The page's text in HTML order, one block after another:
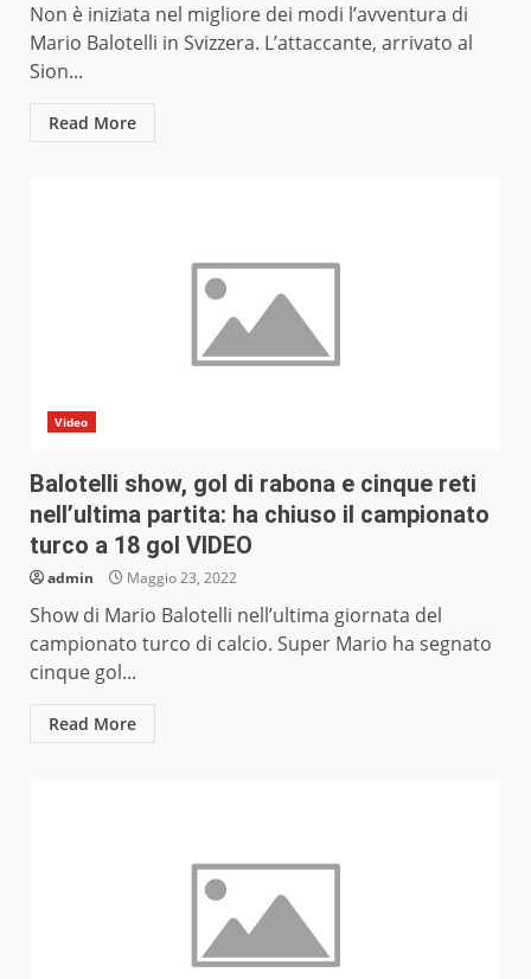
Non è iniziata nel migliore dei modi l’avventura di
Mario Balotelli in Svizzera. L’attaccante, arrivato al
Sion...
Read More
Video
Balotelli show, gol di rabona e cinque reti
nell’ultima partita: ha chiuso il campionato
turco a 18 gol VIDEO
admin Maggio 23, 2022
Show di Mario Balotelli nell’ultima giornata del
campionato turco di calcio. Super Mario ha segnato
cinque gol...
Read More